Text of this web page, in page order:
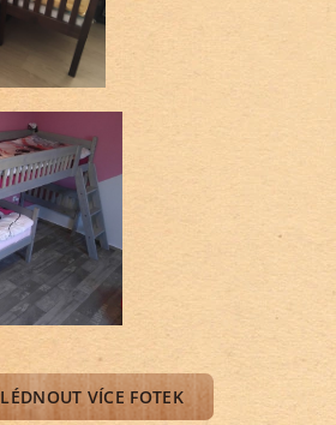
VÍCE FOTEK